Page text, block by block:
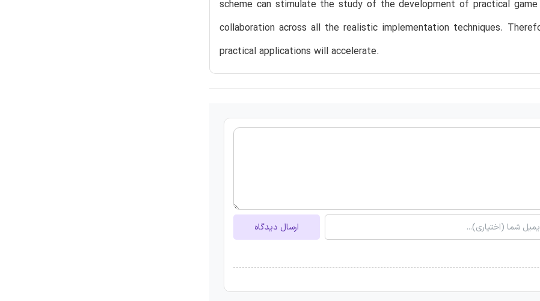
scheme can stimulate the study of the development of practical
collaboration across all the realistic implementation techniques.
practical applications will accelerate.
ارسال دیدگاه